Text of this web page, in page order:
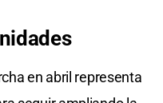
en abril representa